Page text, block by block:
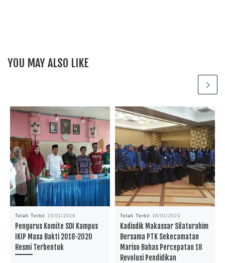
YOU MAY ALSO LIKE
Telah Terbit15/01/2018
Pengurus Komite SDI Kampus
IKIP Masa Bakti 2018-2020
Resmi Terbentuk
Telah Terbit18/01/2023
Kadisdik Makassar Silaturahim
Bersama PTK Sekecamatan
Mariso Bahas Percepatan 18
Revolusi Pendidikan